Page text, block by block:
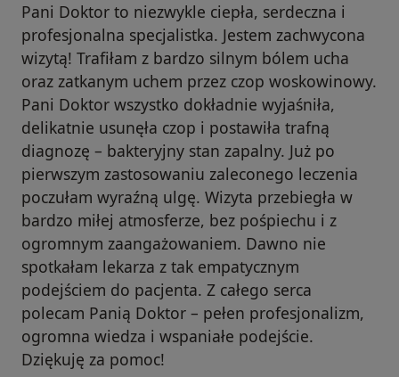
Pani Doktor to niezwykle ciepła, serdeczna i
profesjonalna specjalistka. Jestem zachwycona
wizytą! Trafiłam z bardzo silnym bólem ucha
oraz zatkanym uchem przez czop woskowinowy.
Pani Doktor wszystko dokładnie wyjaśniła,
delikatnie usunęła czop i postawiła trafną
diagnozę – bakteryjny stan zapalny. Już po
pierwszym zastosowaniu zaleconego leczenia
poczułam wyraźną ulgę. Wizyta przebiegła w
bardzo miłej atmosferze, bez pośpiechu i z
ogromnym zaangażowaniem. Dawno nie
spotkałam lekarza z tak empatycznym
podejściem do pacjenta. Z całego serca
polecam Panią Doktor – pełen profesjonalizm,
ogromna wiedza i wspaniałe podejście.
Dziękuję za pomoc!